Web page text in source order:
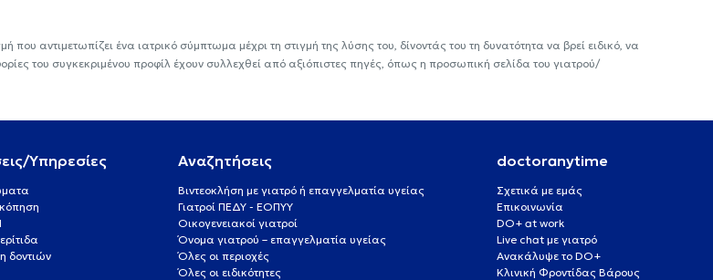
αντιμετωπίζει ένα ιατρικό σύμπτωμα μέχρι τη στιγμή της λύσης του, δίνοντάς του τη δυνατότητα να βρεί ειδικό, να
του συγκεκριμένου προφίλ έχουν συλλεχθεί από αξιόπιστες πηγές, όπως η προσωπική σελίδα του γιατρού/
Υπηρεσίες
δοντιών
Αναζητήσεις
Βιντεοκλήση με γιατρό ή επαγγελματία υγείας
Γιατροί ΠΕΔΥ - ΕΟΠΥΥ
Οικογενειακοί γιατροί
Όνομα γιατρού – επαγγελματία υγείας
Όλες οι περιοχές
Όλες οι ειδικότητες
doctoranytime
Σχετικά με εμάς
Επικοινωνία
DO+ at work
Live chat με γιατρό
Ανακάλυψε το DO+
Κλινική Φροντίδας Βάρους